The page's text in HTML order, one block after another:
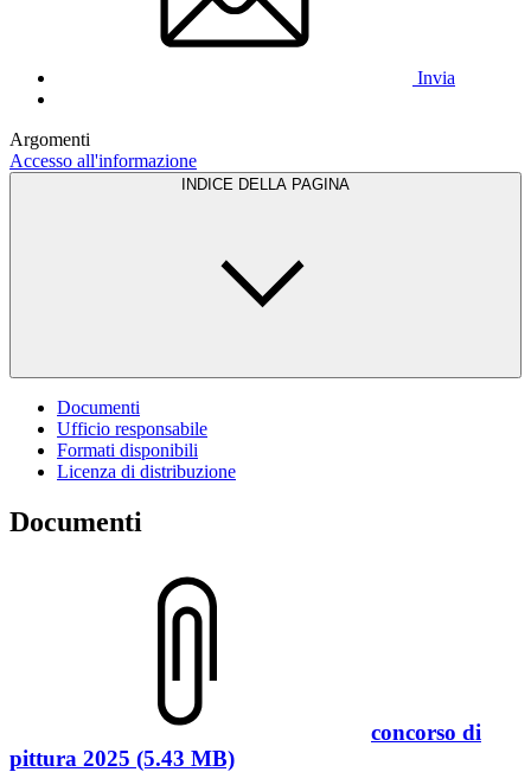
Invia
Argomenti
Accesso all'informazione
INDICE DELLA PAGINA
Documenti
Ufficio responsabile
Formati disponibili
Licenza di distribuzione
Documenti
concorso di
pittura 2025 (5.43 MB)